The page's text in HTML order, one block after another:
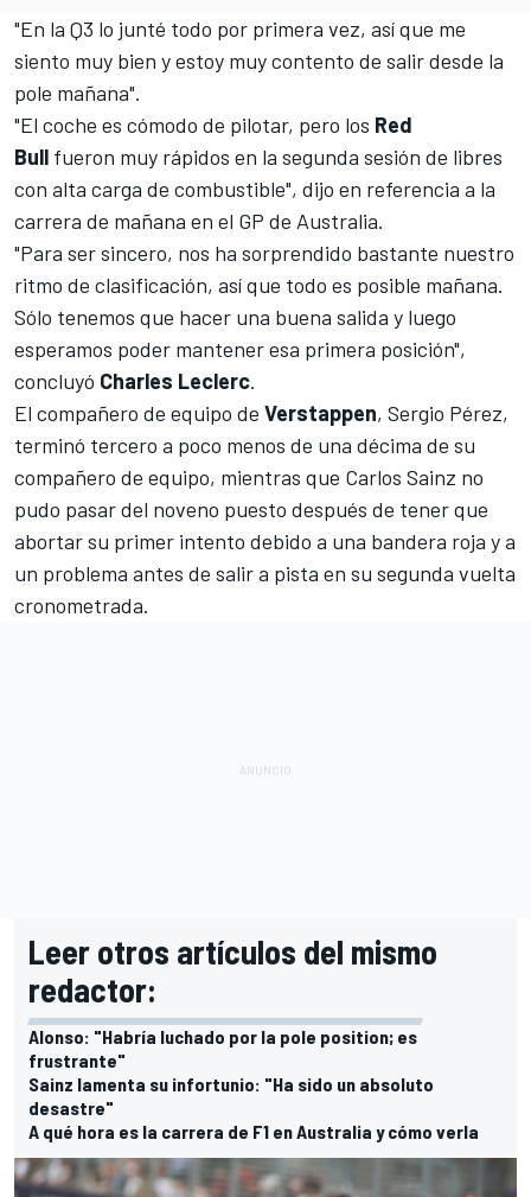
"En la Q3 lo junté todo por primera vez, así que me
siento muy bien y estoy muy contento de salir desde la
pole mañana".
"El coche es cómodo de pilotar, pero los Red
Bull fueron muy rápidos en la segunda sesión de libres
con alta carga de combustible", dijo en referencia a la
carrera de mañana en el GP de Australia.
"Para ser sincero, nos ha sorprendido bastante nuestro
ritmo de clasificación, así que todo es posible mañana.
Sólo tenemos que hacer una buena salida y luego
esperamos poder mantener esa primera posición",
concluyó Charles Leclerc.
El compañero de equipo de Verstappen, Sergio Pérez,
terminó tercero a poco menos de una décima de su
compañero de equipo, mientras que Carlos Sainz no
pudo pasar del noveno puesto después de tener que
abortar su primer intento debido a una bandera roja y a
un problema antes de salir a pista en su segunda vuelta
cronometrada.
Leer otros artículos del mismo
redactor:
Alonso: "Habría luchado por la pole position; es
frustrante"
Sainz lamenta su infortunio: "Ha sido un absoluto
desastre"
A qué hora es la carrera de F1 en Australia y cómo verla